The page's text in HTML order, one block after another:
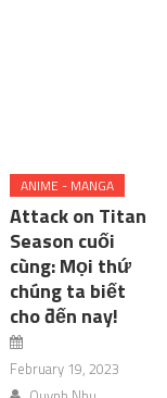
ANIME - MANGA
Attack on Titan
Season cuối
cùng: Mọi thứ
chúng ta biết
cho đến nay!
February 19, 2023